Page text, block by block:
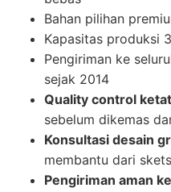
Bahan pilihan
Kapasitas produksi
Pengiriman ke
sejak 2014
Quality control ketat
sebelum dikemas
Konsultasi desain
membantu dari
Pengiriman aman